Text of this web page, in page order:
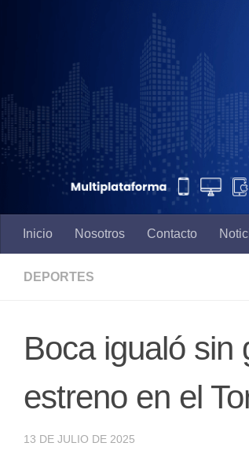
Inicio Nosotros Contacto
DEPORTES
Boca igualó sin
estreno en el
13 DE JULIO DE 2025